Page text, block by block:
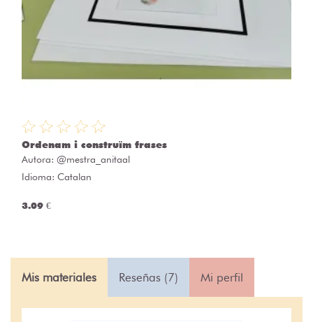
Ordenam i construïm frases
Autora: @mestra_anitaal
Idioma: Catalan
3.09 €
Mis materiales Reseñas (7) Mi perfil